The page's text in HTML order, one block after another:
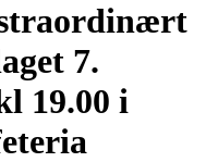
7.
19.00 i